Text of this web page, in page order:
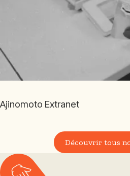
Ajinomoto Extranet
Découvrir tous